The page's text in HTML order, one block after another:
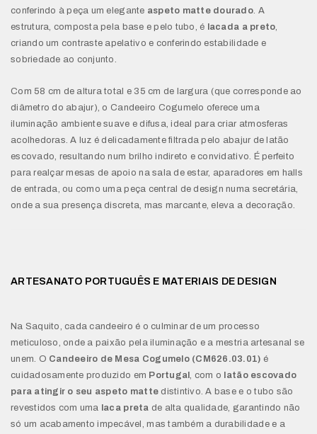
conferindo à peça um elegante aspeto matte dourado . A
estrutura, composta pela base e pelo tubo, é lacada a preto
criando um contraste apelativo e conferindo estabilidade e
sobriedade ao conjunto.
Com 58 cm de altura total e 35 cm de largura (que corresponde ao
diâmetro do abajur), o Candeeiro Cogumelo oferece uma
iluminação ambiente suave e difusa, ideal para criar atmosferas
acolhedoras. A luz é delicadamente filtrada pelo abajur de latão
escovado, resultando num brilho indireto e convidativo. É perfeito
para realçar mesas de apoio na sala de estar, aparadores em halls
de entrada, ou como uma peça central de design numa secretária,
onde a sua presença discreta, mas marcante, eleva a decoração.
ARTESANATO PORTUGUÊS E MATERIAIS DE DESIGN
Na Saquito, cada candeeiro é o culminar de um processo
meticuloso, onde a paixão pela iluminação e a mestria artesanal se
unem. O Candeeiro de Mesa Cogumelo (CM626.03.01) é
cuidadosamente produzido em Portugal , com o latão escovado
para atingir o seu aspeto matte distintivo. A base e o tubo são
revestidos com uma laca preta de alta qualidade, garantindo não
só um acabamento impecável, mas também a durabilidade e a